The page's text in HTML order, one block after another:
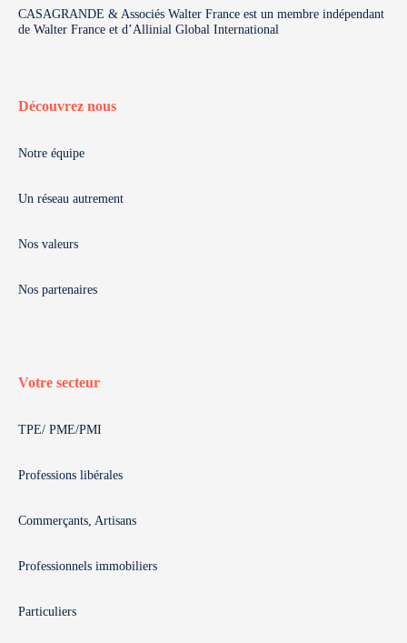
CASAGRANDE & Associés Walter France est un membre indépendant
de Walter France et d’Allinial Global International
Découvrez nous
Notre équipe
Un réseau autrement
Nos valeurs
Nos partenaires
Votre secteur
TPE/ PME/PMI
Professions libérales
Commerçants, Artisans
Professionnels immobiliers
Particuliers